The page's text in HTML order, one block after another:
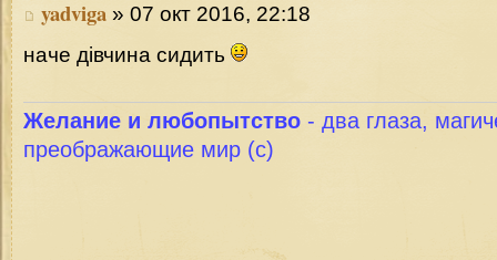
yadviga » 07 окт 2016, 22:18
наче дівчина сидить
Желание и любопытство - два глаза,
преображающие мир (с)